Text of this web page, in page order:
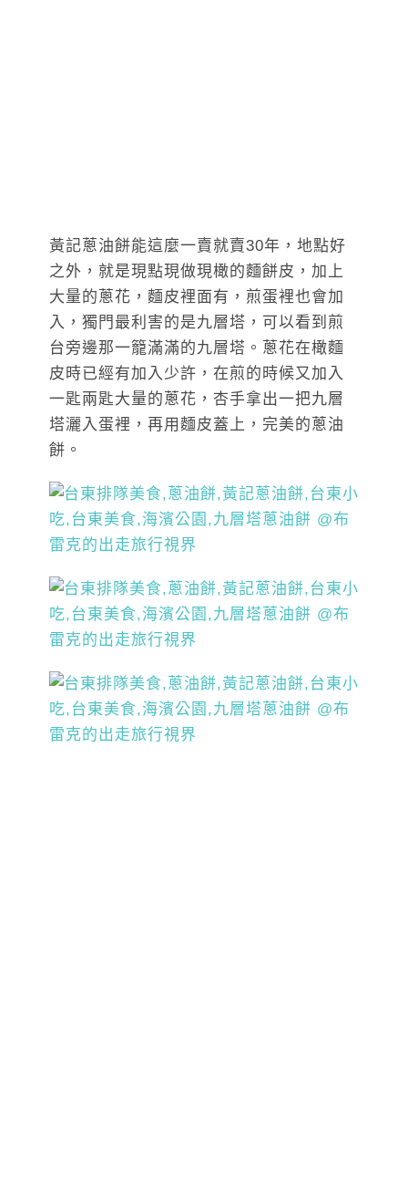
黃記蔥油餅能這麼一賣就賣30年，地點好
之外，就是現點現做現橄的麵餅皮，加上
大量的蔥花，麵皮裡面有，煎蛋裡也會加
入，獨門最利害的是九層塔，可以看到煎
台旁邊那一籠滿滿的九層塔。蔥花在橄麵
皮時已經有加入少許，在煎的時候又加入
一匙兩匙大量的蔥花，杏手拿出一把九層
塔灑入蛋裡，再用麵皮蓋上，完美的蔥油
餅。